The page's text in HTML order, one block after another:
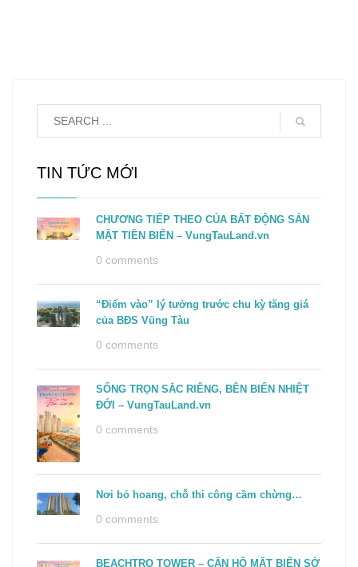
TIN TỨC MỚI
CHƯƠNG TIẾP THEO CỦA BẤT ĐỘNG SẢN
MẶT TIỀN BIỂN – VungTauLand.vn
0 comments
“Điểm vào” lý tưởng trước chu kỳ tăng giá
của BĐS Vũng Tàu
0 comments
SỐNG TRỌN SẮC RIÊNG, BÊN BIỂN NHIỆT
ĐỚI – VungTauLand.vn
0 comments
Nơi bỏ hoang, chỗ thi công cầm chừng…
0 comments
BEACHTRO TOWER – CĂN HỘ MẶT BIỂN SỞ